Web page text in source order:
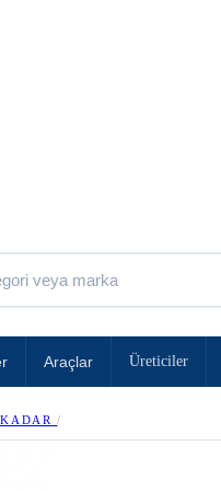
Araçlar Üreticiler
/